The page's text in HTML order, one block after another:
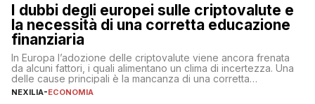
I dubbi degli europei sulle criptovalute e
la necessità di una corretta educazione
finanziaria
In Europa l’adozione delle criptovalute viene ancora frenata
da alcuni fattori, i quali alimentano un clima di incertezza. Una
delle cause principali è la mancanza di una corretta
educazione finanziaria, che impedisce ad una larga parte della
NEXILIA-ECONOMIA